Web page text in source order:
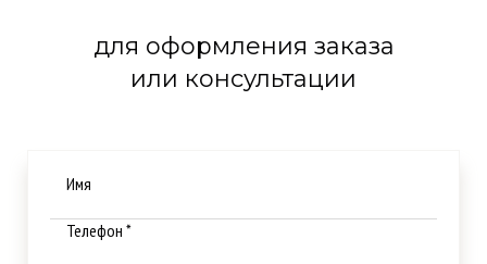
для оформления заказа
или консультации
Имя
Телефон *